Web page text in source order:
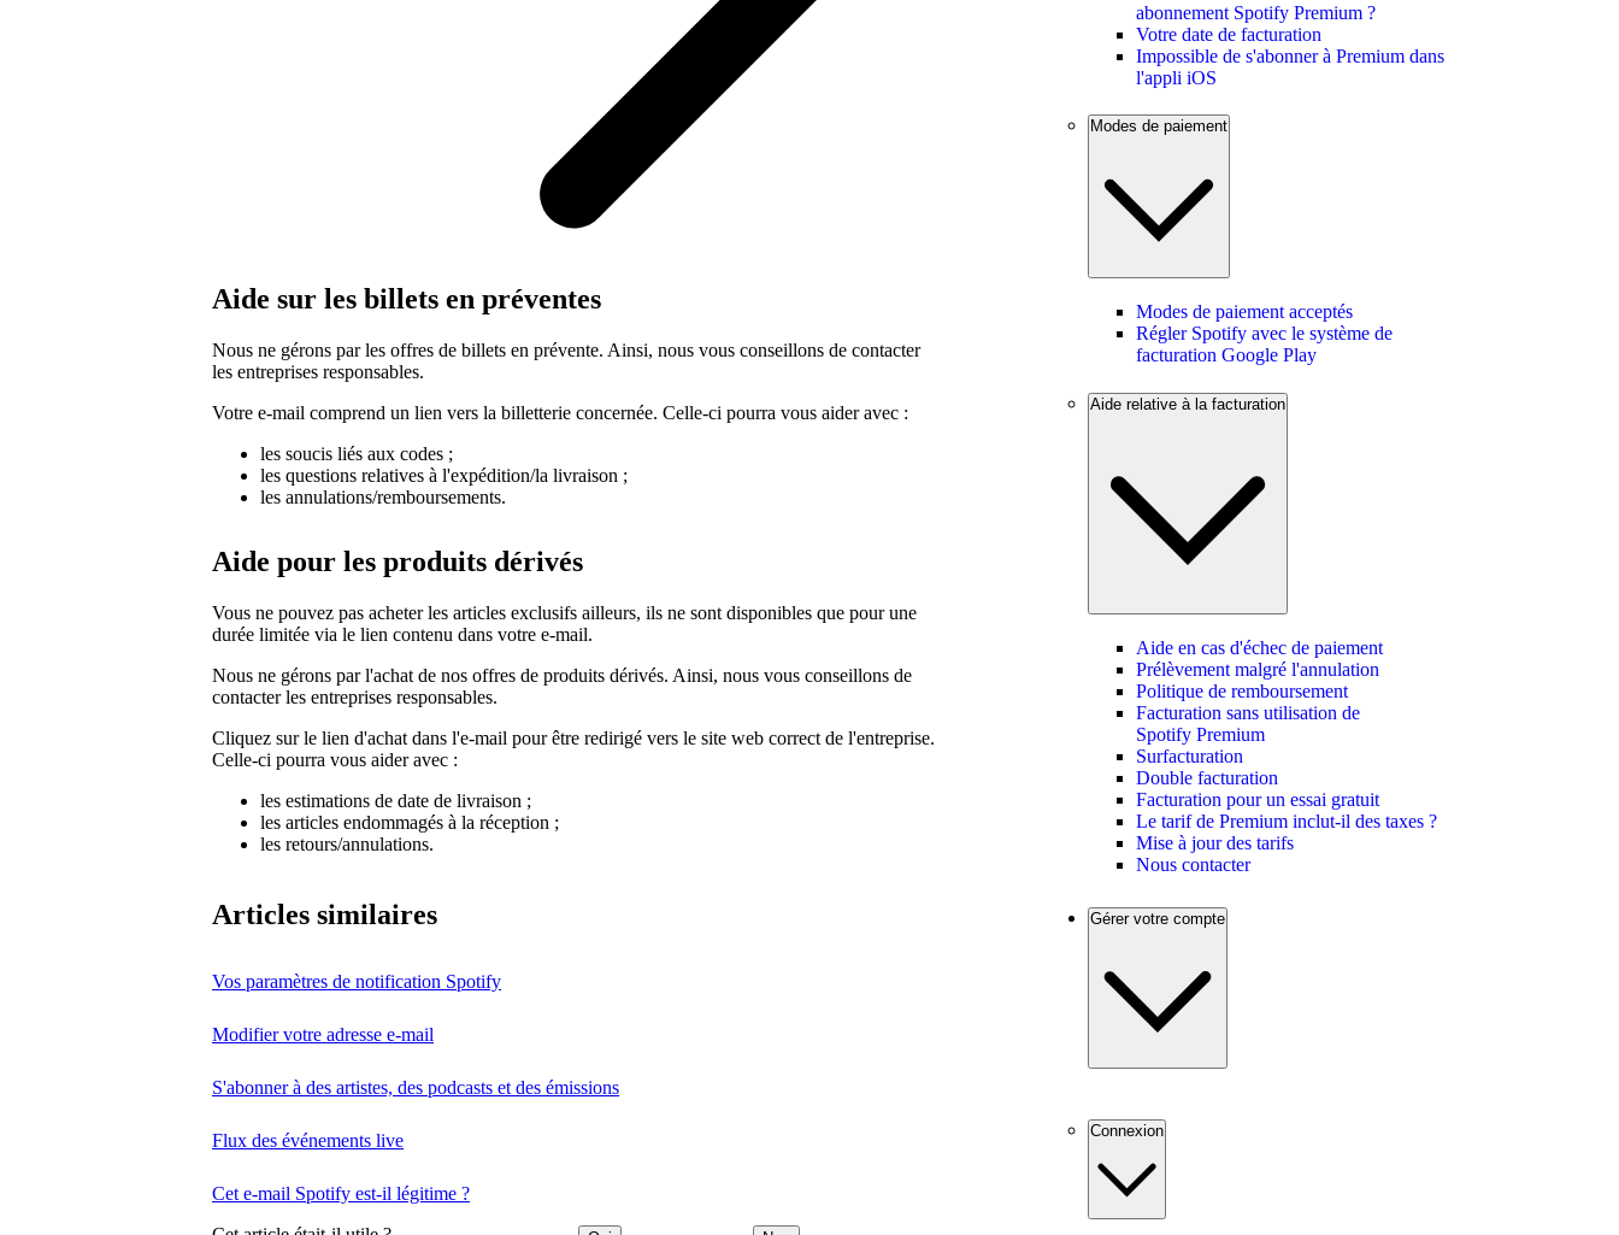
Aide sur les billets en préventes
Nous ne gérons par les offres de billets en prévente. Ainsi, nous vous conseillons de contacter
les entreprises responsables.
Votre e-mail comprend un lien vers la billetterie concernée. Celle-ci pourra vous aider avec :
les soucis liés aux codes ;
les questions relatives à l'expédition/la livraison ;
les annulations/remboursements.
Aide pour les produits dérivés
Vous ne pouvez pas acheter les articles exclusifs ailleurs, ils ne sont disponibles que pour une
durée limitée via le lien contenu dans votre e-mail.
Nous ne gérons par l'achat de nos offres de produits dérivés. Ainsi, nous vous conseillons de
contacter les entreprises responsables.
Cliquez sur le lien d'achat dans l'e-mail pour être redirigé vers le site web correct de l'entreprise.
Celle-ci pourra vous aider avec :
les estimations de date de livraison ;
les articles endommagés à la réception ;
les retours/annulations.
Articles similaires
Vos paramètres de notification Spotify
Modifier votre adresse e-mail
S'abonner à des artistes, des podcasts et des émissions
Flux des événements live
Cet e-mail Spotify est-il légitime ?
abonnement Spotify Premium ?
Votre date de facturation
Impossible de s'abonner à Premium dans
l'appli iOS
Modes de paiement
Modes de paiement acceptés
Régler Spotify avec le système de
facturation Google Play
Aide relative à la facturation
Aide en cas d'échec de paiement
Prélèvement malgré l'annulation
Politique de remboursement
Facturation sans utilisation de
Spotify Premium
Surfacturation
Double facturation
Facturation pour un essai gratuit
Le tarif de Premium inclut-il des taxes ?
Mise à jour des tarifs
Nous contacter
Gérer votre compte
Connexion